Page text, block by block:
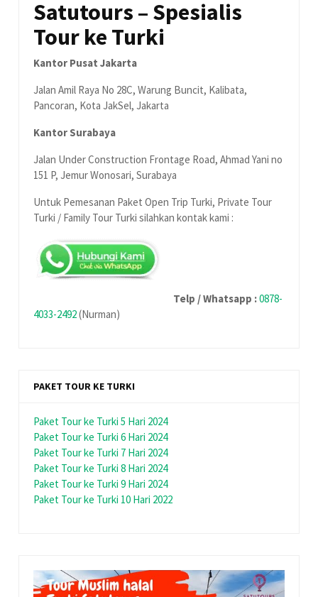
Satutours – Spesialis
Tour ke Turki
Kantor Pusat Jakarta
Jalan Amil Raya No 28C, Warung Buncit, Kalibata,
Pancoran, Kota JakSel, Jakarta
Kantor Surabaya
Jalan Under Construction Frontage Road, Ahmad Yani no
151 P, Jemur Wonosari, Surabaya
Untuk Pemesanan Paket Open Trip Turki, Private Tour
Turki / Family Tour Turki silahkan kontak kami :
Telp / Whatsapp :0878-
4033-2492(Nurman)
PAKET TOUR KE TURKI
Paket Tour ke Turki 5 Hari 2024
Paket Tour ke Turki 6 Hari 2024
Paket Tour ke Turki 7 Hari 2024
Paket Tour ke Turki 8 Hari 2024
Paket Tour ke Turki 9 Hari 2024
Paket Tour ke Turki 10 Hari 2022